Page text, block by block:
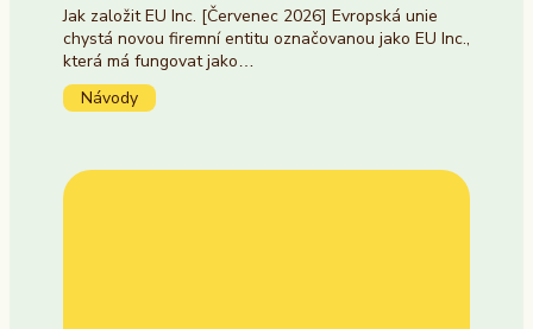
Jak založit EU Inc. [Červenec 2026] Evropská unie
chystá novou firemní entitu označovanou jako EU Inc.,
která má fungovat jako…
Návody